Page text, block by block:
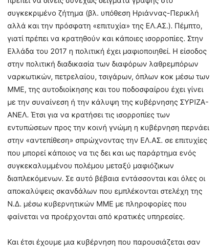
συγκεκριμένο ζήτημα (βλ. υπόθεση Ηριάννας-Περικλή
αλλά και την πρόσφατη «επιτυχία» της ΕΛ.ΑΣ.). Πέμπτο,
γιατί πρέπει να κρατηθούν και κάποιες ισορροπίες. Στην
Ελλάδα του 2017 η πολιτική έχει μαφιοποιηθεί. Η είσοδος
στην πολιτική διαδικασία των διαφόρων λαθρεμπόρων
ναρκωτικών, πετρελαίου, τσιγάρων, όπλων κοκ μέσω των
ΜΜΕ, της αυτοδιοίκησης και του ποδοσφαίρου έχει γίνει
με την συναίνεση ή την κάλυψη της κυβέρνησης ΣΥΡΙΖΑ-
ΑΝΕΛ. Έτσι για να κρατήσει τις ισορροπίες των
εντυπώσεων προς την κοινή γνώμη η κυβέρνηση περνάει
στην «αντεπίθεση» σπρώχνοντας την ΕΛ.ΑΣ. σε επιτυχίες
που μπορεί κάποιος να τις δει και ως παράρτημα ενός
συγκεκαλυμμένου πολέμου μεταξύ μαφιόζικων
διαπλεκόμενων. Σε αυτό βέβαια εντάσσονται και όλες οι
αποκαλύψεις σκανδάλων που εμπλέκονται στελέχη της
Ν.Δ. μέσω κυβερνητικών ΜΜΕ με πληροφορίες που
φαίνεται να προέρχονται από κρατικές υπηρεσίες.
Και έτσι έχουμε μια κυβέρνηση που παρουσιάζεται σαν